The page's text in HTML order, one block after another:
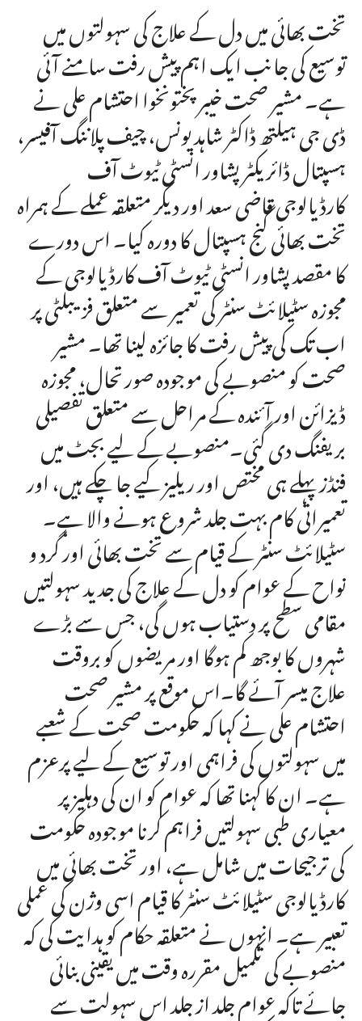
تخت بھائی میں دل کے علاج کی سہولتوں میں
توسیع کی جانب ایک اہم پیش رفت سامنے آئی
ہے۔ مشیر صحت خیبر پختونخوا احتشام علی نے
ڈی جی ہیلتھ ڈاکٹر شاہد یونس، چیف پلاننگ آفیسر،
ہسپتال ڈائریکٹر پشاور انسٹی ٹیوٹ آف
کارڈیالوجی قاضی سعد اور دیگر متعلقہ عملے کے ہمراہ
تخت بھائی گنج ہسپتال کا دورہ کیا۔ اس دورے
کا مقصد پشاور انسٹی ٹیوٹ آف کارڈیالوجی کے
مجوزہ سٹیلائٹ سنٹر کی تعمیر سے متعلق فزیبلٹی پر
اب تک کی پیش رفت کا جائزہ لینا تھا۔ مشیر
صحت کو منصوبے کی موجودہ صورتحال، مجوزہ
ڈیزائن اور آئندہ کے مراحل سے متعلق تفصیلی
بریفنگ دی گئی۔منصوبے کے لیے بجٹ میں
فنڈز پہلے ہی مختص اور ریلیز کیے جا چکے ہیں، اور
تعمیراتی کام بہت جلد شروع ہونے والا ہے۔
سٹیلائٹ سنٹر کے قیام سے تخت بھائی اور گرد و
نواح کے عوام کو دل کے علاج کی جدید سہولتیں
مقامی سطح پر دستیاب ہوں گی، جس سے بڑے
شہروں کا بوجھ کم ہوگا اور مریضوں کو بروقت
علاج میسر آئے گا۔اس موقع پر مشیر صحت
احتشام علی نے کہا کہ حکومت صحت کے شعبے
میں سہولتوں کی فراہمی اور توسیع کے لیے پرعزم
ہے۔ ان کا کہنا تھا کہ عوام کو ان کی دہلیز پر
معیاری طبی سہولتیں فراہم کرنا موجودہ حکومت
کی ترجیحات میں شامل ہے، اور تخت بھائی میں
کارڈیالوجی سٹیلائٹ سنٹر کا قیام اسی وژن کی عملی
تعبیر ہے۔ انہوں نے متعلقہ حکام کو ہدایت کی کہ
منصوبے کی تکمیل مقررہ وقت میں یقینی بنائی
جائے تاکہ عوام جلد از جلد اس سہولت سے